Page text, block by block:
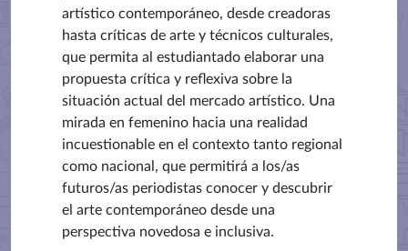
artístico contemporáneo, desde creadoras
hasta críticas de arte y técnicos culturales,
que permita al estudiantado elaborar una
propuesta crítica y reflexiva sobre la
situación actual del mercado artístico. Una
mirada en femenino hacia una realidad
incuestionable en el contexto tanto regional
como nacional, que permitirá a los/as
futuros/as periodistas conocer y descubrir
el arte contemporáneo desde una
perspectiva novedosa e inclusiva.